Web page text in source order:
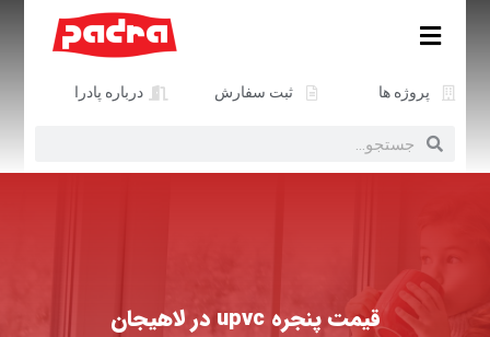
پروژه ها ثبت سفارش درباره پادرا
قیمت پنجره upvc در لاهیجان